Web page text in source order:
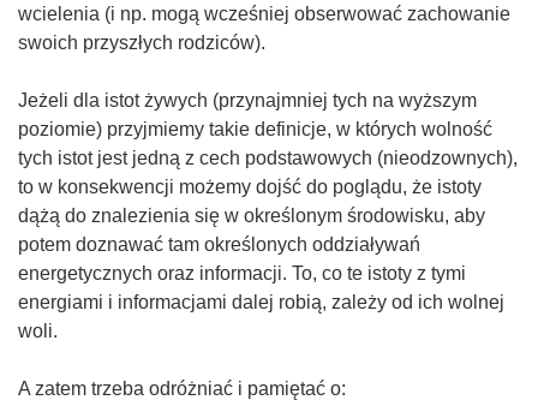
wcielenia (i np. mogą wcześniej obserwować zachowanie
swoich przyszłych rodziców).
Jeżeli dla istot żywych (przynajmniej tych na wyższym
poziomie) przyjmiemy takie definicje, w których wolność
tych istot jest jedną z cech podstawowych (nieodzownych),
to w konsekwencji możemy dojść do poglądu, że istoty
dążą do znalezienia się w określonym środowisku, aby
potem doznawać tam określonych oddziaływań
energetycznych oraz informacji. To, co te istoty z tymi
energiami i informacjami dalej robią, zależy od ich wolnej
woli.
A zatem trzeba odróżniać i pamiętać o: